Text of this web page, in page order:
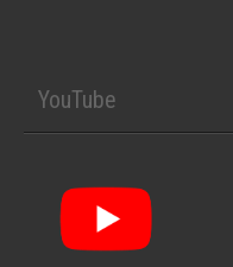
YouTube